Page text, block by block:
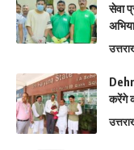
सेवा
करेंगे